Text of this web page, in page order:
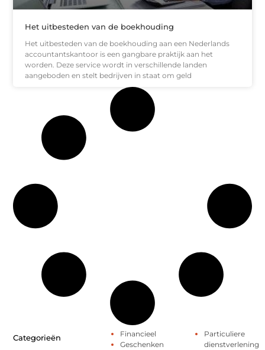
Het uitbesteden van de boekhouding
Het uitbesteden van de boekhouding aan een Nederlands
accountantskantoor is een gangbare praktijk aan het
worden. Deze service wordt in verschillende landen
aangeboden en stelt bedrijven in staat om geld
Categorieën
Financieel
Geschenken
Particuliere
dienstverlening